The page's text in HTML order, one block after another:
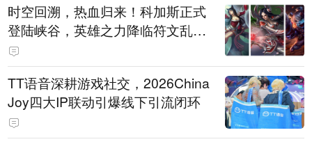
时空回溯，热血归来！科加斯正式
登陆峡谷，英雄之力降临符文乱
斗！
TT语音深耕游戏社交，2026China
Joy四大IP联动引爆线下引流闭环